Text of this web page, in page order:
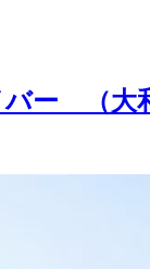
（大